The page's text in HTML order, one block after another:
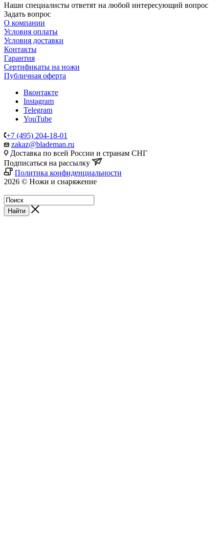
Наши специалисты ответят на любой интересующий вопрос
Задать вопрос
О компании
Условия оплаты
Условия доставки
Контакты
Гарантия
Сертификаты на ножи
Публичная оферта
Вконтакте
Instagram
Telegram
YouTube
+7 (495) 204-18-01
zakaz@blademan.ru
Доставка по всей России и странам СНГ
Подписаться на рассылку
Политика конфиденциальности
2026 © Ножи и снаряжение
Найти